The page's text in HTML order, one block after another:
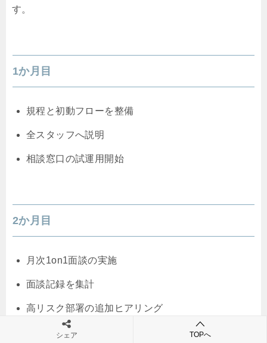
す。
1か月目
規程と初動フローを整備
全スタッフへ説明
相談窓口の試運用開始
2か月目
月次1on1面談の実施
面談記録を集計
高リスク部署の追加ヒアリング
シェア TOPへ